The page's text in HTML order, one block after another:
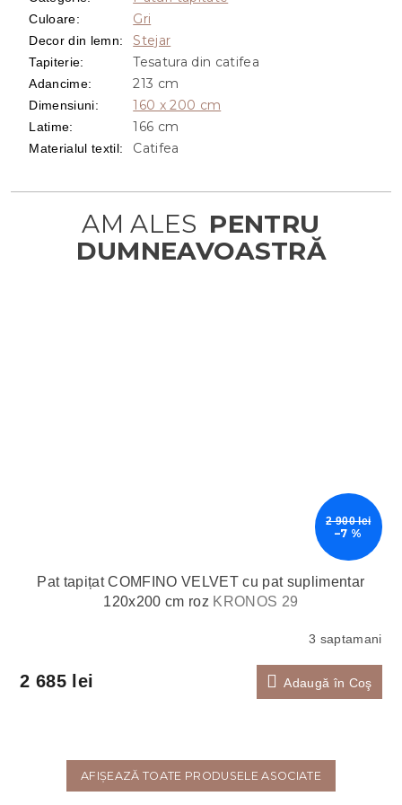
2 900 lei
–7 %
Pat tapițat COMFINO VELVET cu pat suplimentar
120x200 cm roz KRONOS 29
3 saptamani
2 685 lei Adaugă în Coş
AFIŞEAZĂ TOATE PRODUSELE ASOCIATE
Culoare: Gri
Decor din lemn: Stejar
Tapiterie: Tesatura din catifea
Adancime: 213 cm
Dimensiuni: 160 x 200 cm
Latime: 166 cm
Materialul textil: Catifea